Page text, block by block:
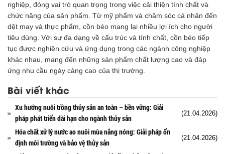
nghiệp, đóng vai trò quan trọng trong việc cải thiện tính chất và
chức năng của sản phẩm. Từ mỹ phẩm và chăm sóc cá nhân đến
dệt may và thực phẩm, cồn béo mang lại nhiều lợi ích cho người
tiêu dùng. Với sự đa dạng về cấu trúc và tính chất, cồn béo tiếp
tục được nghiên cứu và ứng dụng trong các ngành công nghiệp
khác nhau, mang đến những sản phẩm chất lượng cao và đáp
ứng nhu cầu ngày càng cao của thị trường.
Bài viết khác
Xu hướng nuôi trồng thủy sản an toàn – bền vững: Giải
pháp phát triển dài hạn cho ngành thủy sản
(21.04.2026)
Hóa chất xử lý nước ao nuôi mùa nắng nóng: Giải pháp ổn
định môi trường và bảo vệ thủy sản
(21.04.2026)